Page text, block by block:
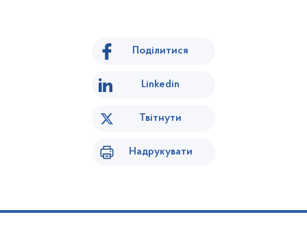
Поділитися
Linkedin
Твітнути
Надрукувати